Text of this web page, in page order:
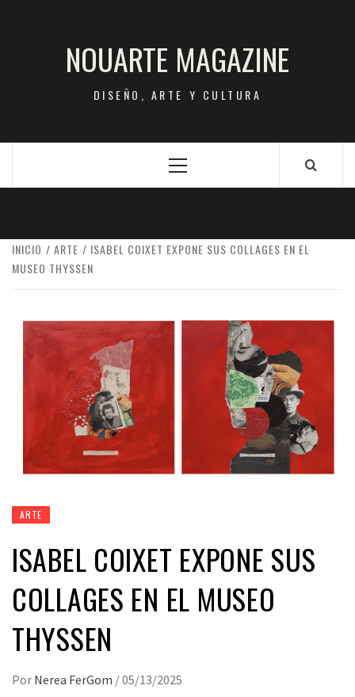
NOUARTE MAGAZINE
DISEÑO, ARTE Y CULTURA
Menú
INICIO ARTE
ISABEL COIXET EXPONE SUS COLLAGES EN EL
MUSEO THYSSEN
ARTE
ISABEL COIXET EXPONE SUS
COLLAGES EN EL MUSEO
THYSSEN
Por Nerea FerGom /05/13/2025